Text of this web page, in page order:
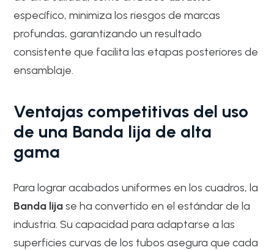
específico, minimiza los riesgos de marcas
profundas, garantizando un resultado
consistente que facilita las etapas posteriores de
ensamblaje.
Ventajas competitivas del uso
de una Banda lija de alta
gama
Para lograr acabados uniformes en los cuadros, la
Banda lijase ha convertido en el estándar de la
industria. Su capacidad para adaptarse a las
superficies curvas de los tubos asegura que cada